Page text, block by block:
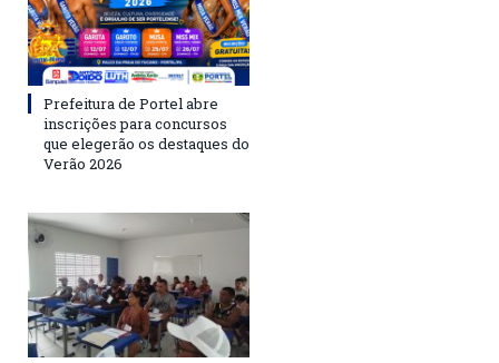
Prefeitura de Portel abre
inscrições para concursos
que elegerão os destaques do
Verão 2026